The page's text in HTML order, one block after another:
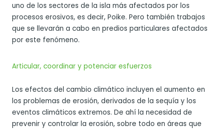
uno de los sectores de la isla más afectados por los
procesos erosivos, es decir, Poike. Pero también trabajos
que se llevarán a cabo en predios particulares afectados
por este fenómeno.
Articular, coordinar y potenciar esfuerzos
Los efectos del cambio climático incluyen el aumento en
los problemas de erosión, derivados de la sequía y los
eventos climáticos extremos. De ahí la necesidad de
prevenir y controlar la erosión, sobre todo en áreas que